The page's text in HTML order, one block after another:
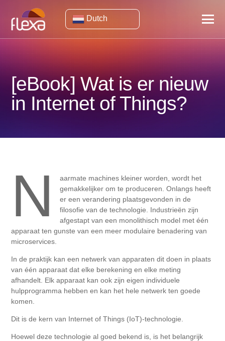
Dutch
[eBook] Wat is er nieuw
in Internet of Things?
N
aarmate machines kleiner worden, wordt het
gemakkelijker om te produceren. Onlangs heeft
er een verandering plaatsgevonden in de
filosofie van de technologie. Industrieën zijn
afgestapt van een monolithisch model met één
apparaat ten gunste van een meer modulaire benadering van
microservices.
In de praktijk kan een netwerk van apparaten dit doen in plaats
van één apparaat dat elke berekening en elke meting
afhandelt. Elk apparaat kan ook zijn eigen individuele
hulpprogramma hebben en kan het hele netwerk ten goede
komen.
Dit is de kern van Internet of Things (IoT)-technologie.
Hoewel deze technologie al goed bekend is, is het belangrijk